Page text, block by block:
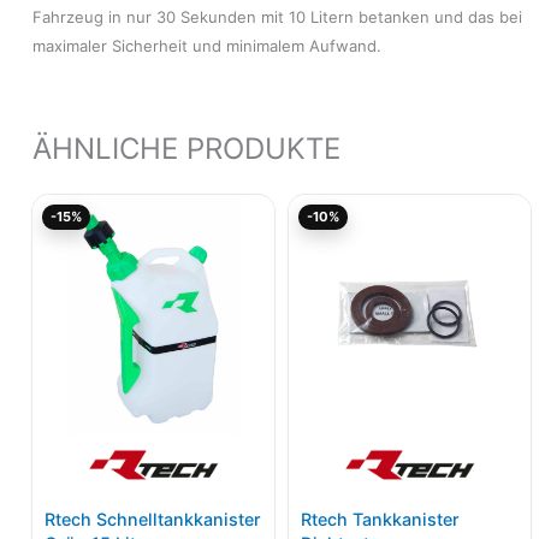
Fahrzeug in nur 30 Sekunden mit 10 Litern betanken und das bei
maximaler Sicherheit und minimalem Aufwand.
ÄHNLICHE PRODUKTE
-15%
Rtech Schnelltankkanister
81,68€
Aktueller
-10%
Rtech Tankkanister